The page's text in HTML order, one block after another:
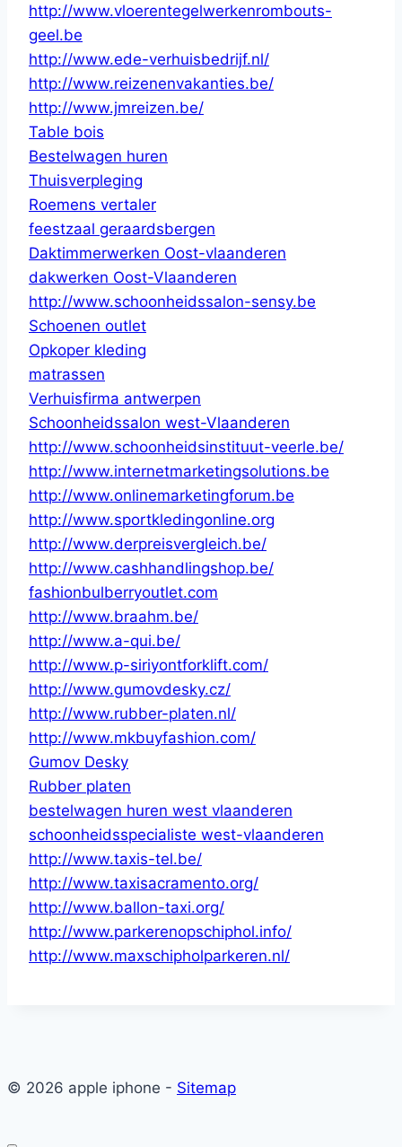
http://www.vloerentegelwerkenrombouts-
geel.be
http://www.ede-verhuisbedrijf.nl/
http://www.reizenenvakanties.be/
http://www.jmreizen.be/
Table bois
Bestelwagen huren
Thuisverpleging
Roemens vertaler
feestzaal geraardsbergen
Daktimmerwerken Oost-vlaanderen
dakwerken Oost-Vlaanderen
http://www.schoonheidssalon-sensy.be
Schoenen outlet
Opkoper kleding
matrassen
Verhuisfirma antwerpen
Schoonheidssalon west-Vlaanderen
http://www.schoonheidsinstituut-veerle.be/
http://www.internetmarketingsolutions.be
http://www.onlinemarketingforum.be
http://www.sportkledingonline.org
http://www.derpreisvergleich.be/
http://www.cashhandlingshop.be/
fashionbulberryoutlet.com
http://www.braahm.be/
http://www.a-qui.be/
http://www.p-siriyontforklift.com/
http://www.gumovdesky.cz/
http://www.rubber-platen.nl/
http://www.mkbuyfashion.com/
Gumov Desky
Rubber platen
bestelwagen huren west vlaanderen
schoonheidsspecialiste west-vlaanderen
http://www.taxis-tel.be/
http://www.taxisacramento.org/
http://www.ballon-taxi.org/
http://www.parkerenopschiphol.info/
http://www.maxschipholparkeren.nl/
© 2026 apple iphone - Sitemap